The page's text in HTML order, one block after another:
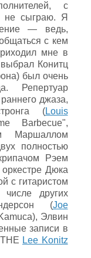
с
не сыграю. Я
— ведь,
с кем
мне в
Конитц
был очень
Репертуар
джаза,
(Louis
Barbecue",
Маршаллом
полностью
Рэем
Дюка
с гитаристом
других
(Joe
Элвин
записи в
Lee Konitz